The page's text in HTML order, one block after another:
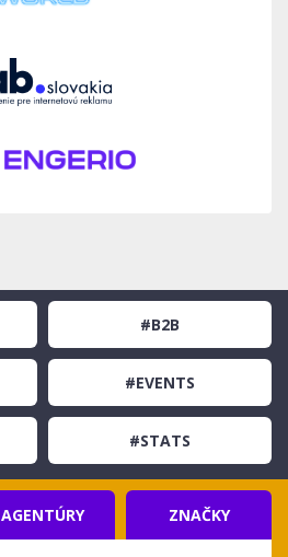
#B2B
#EVENTS
#STATS
AGENTÚRY ZNAČKY